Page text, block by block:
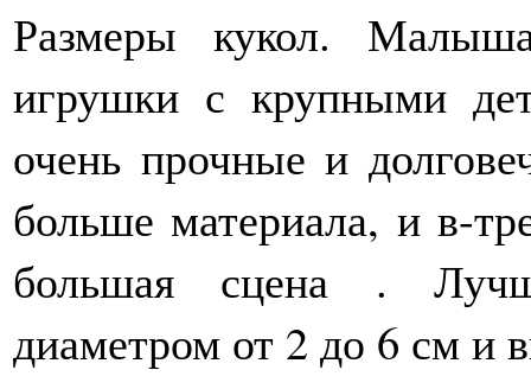
Размеры кукол.
игрушки с крупными
очень прочные и
больше материала, и в-
большая сцена .
диаметром от 2 до 6 см и